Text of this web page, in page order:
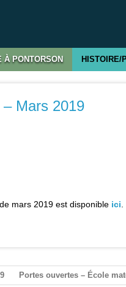
À PONTORSON HISTOIRE/
– Mars 2019
mars 2019 est disponible ici
Portes ouvertes – École